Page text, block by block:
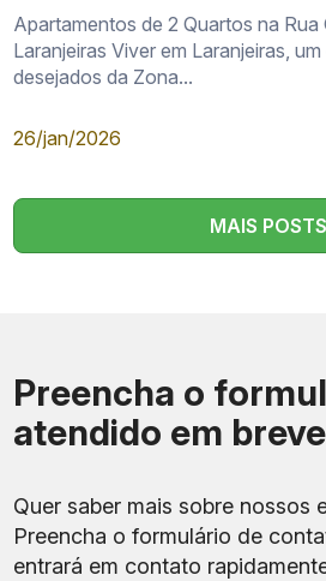
Apartamentos de 2 Quartos na
Laranjeiras Viver em Laranjeiras,
desejados da Zona...
26/jan/2026
MAIS POSTS
Preencha o
atendido em breve
Quer saber mais sobre nossos
Preencha o formulário de
entrará em contato